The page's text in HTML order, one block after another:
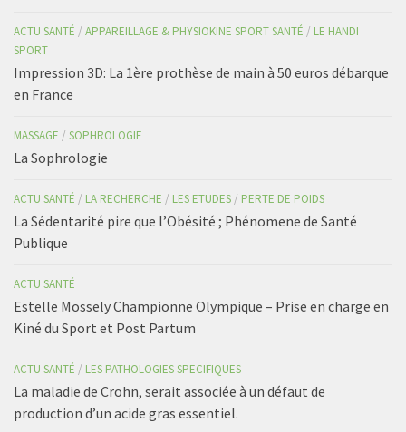
ACTU SANTÉ / APPAREILLAGE & PHYSIOKINE SPORT SANTÉ / LE HANDI
SPORT
Impression 3D: La 1ère prothèse de main à 50 euros débarque
en France
MASSAGE / SOPHROLOGIE
La Sophrologie
ACTU SANTÉ / LA RECHERCHE / LES ETUDES / PERTE DE POIDS
La Sédentarité pire que l’Obésité ; Phénomene de Santé
Publique
ACTU SANTÉ
Estelle Mossely Championne Olympique – Prise en charge en
Kiné du Sport et Post Partum
ACTU SANTÉ / LES PATHOLOGIES SPECIFIQUES
La maladie de Crohn, serait associée à un défaut de
production d’un acide gras essentiel.